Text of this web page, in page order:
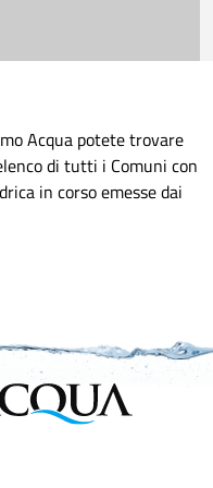
Acqua potete trovare
di tutti i Comuni con
in corso emesse dai